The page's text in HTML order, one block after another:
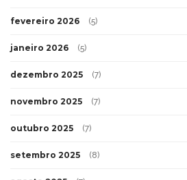
fevereiro 2026 (5)
janeiro 2026 (5)
dezembro 2025 (7)
novembro 2025 (7)
outubro 2025 (7)
setembro 2025 (8)